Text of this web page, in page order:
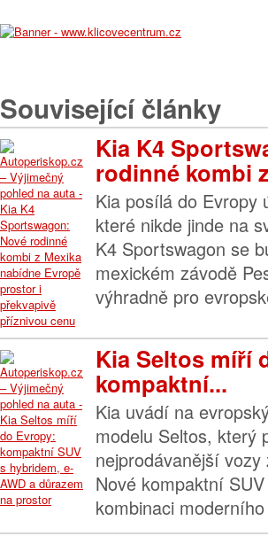
Související články
Kia K4
rodinné kombi
Kia posílá do Evropy
které nikde jinde na
K4 Sportswagon se
mexickém závodě
výhradně pro
Kia Seltos míří
kompaktní...
Kia uvádí na
modelu Seltos, který
nejprodávanější
Nové kompaktní
kombinaci